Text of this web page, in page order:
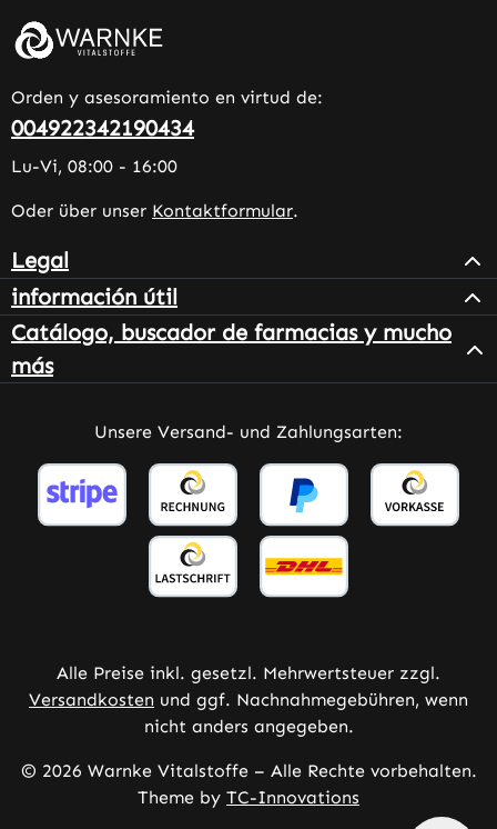
Orden y asesoramiento en virtud de:
004922342190434
Lu-Vi, 08:00 - 16:00
Oder über unser Kontaktformular.
Legal
información útil
Catálogo, buscador de farmacias y mucho
más
Unsere Versand- und Zahlungsarten:
Alle Preise inkl. gesetzl. Mehrwertsteuer zzgl.
Versandkosten und ggf. Nachnahmegebühren, wenn
nicht anders angegeben.
© 2026 Warnke Vitalstoffe – Alle Rechte vorbehalten.
Theme by TC-Innovations